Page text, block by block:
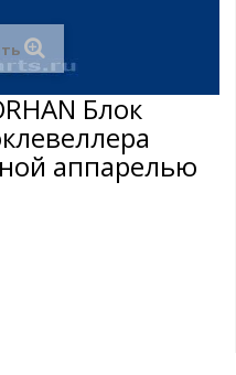
Блок
аппарелью